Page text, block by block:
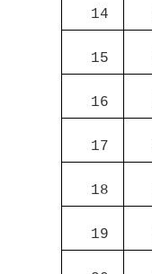
14
15
16
17
18
19